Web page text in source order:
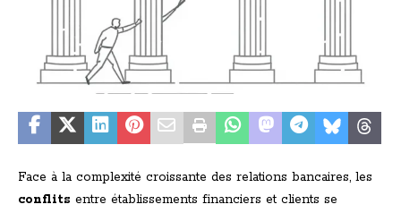
Face à la complexité croissante des relations bancaires, les
conflits entre établissements financiers et clients se